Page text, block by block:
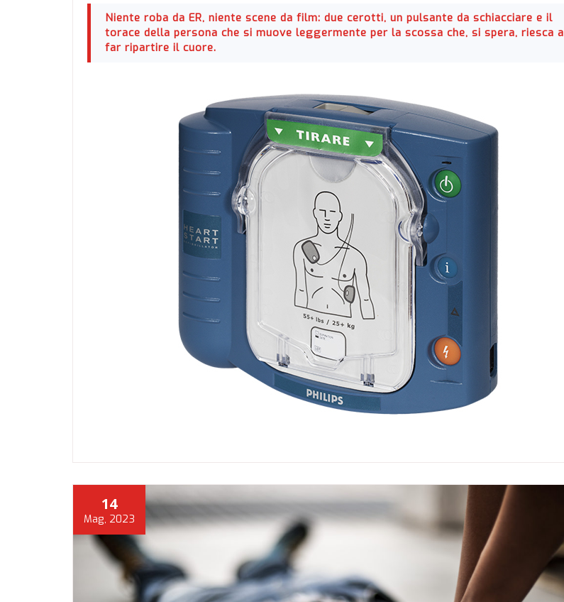
Niente roba da ER, niente scene da film: due cerotti, un pulsante da schiacciare e il
torace della persona che si muove leggermente per la scossa che, si spera, riesca a
far ripartire il cuore.
14
Mag, 2023